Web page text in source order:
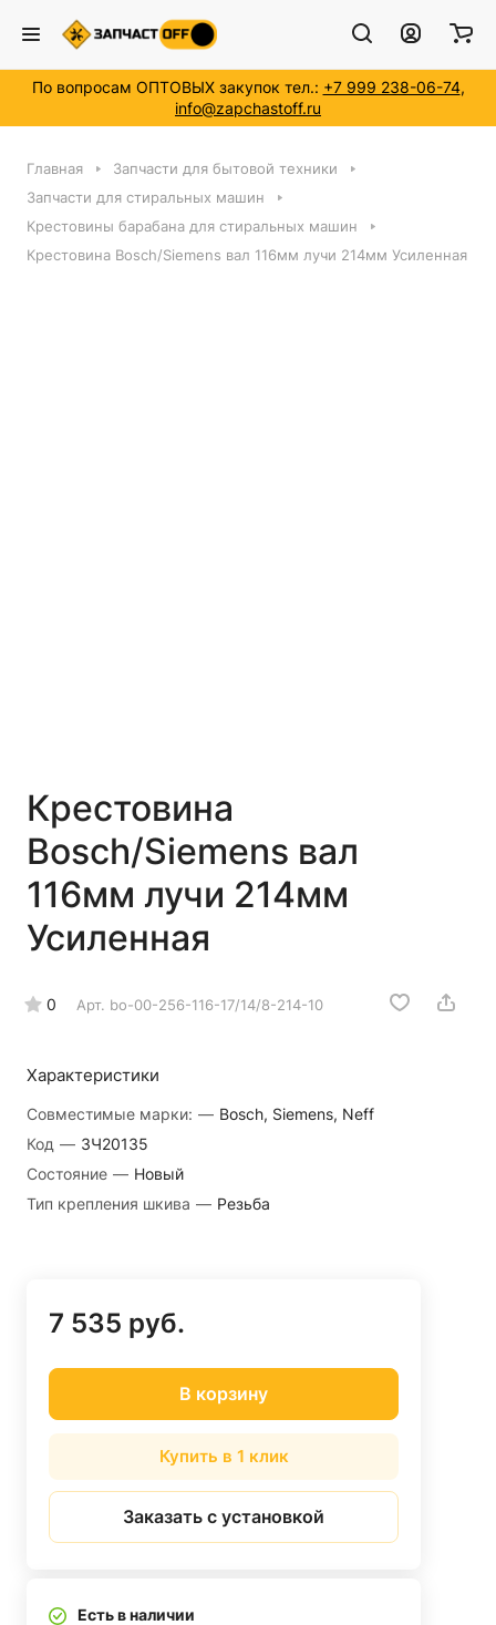
По вопросам ОПТОВЫХ закупок тел.: +7 999 238-06-74,
info@zapchastoff.ru
Главная
Запчасти для бытовой техники
Запчасти для стиральных машин
Крестовины барабана для стиральных машин
Крестовина Bosch/Siemens вал 116мм лучи 214мм Усиленная
Крестовина
Bosch/Siemens вал
116мм лучи 214мм
Усиленная
0 Арт. bo-00-256-116-17/14/8-214-10
Характеристики
Совместимые марки: — Bosch, Siemens, Neff
Код — ЗЧ20135
Состояние — Новый
Тип крепления шкива — Резьба
7 535 руб.
В корзину
Купить в 1 клик
Заказать с установкой
Есть в наличии